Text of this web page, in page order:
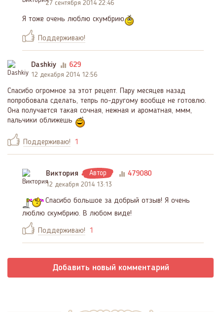
27 сентября 2014 22:46
Я тоже очень люблю скумбрию
Поддерживаю!
Dashkiy 629
12 декабря 2014 12:56
Спасибо огромное за этот рецепт. Пару месяцев назад
попробовала сделать, тепрь по-другому вообще не готовлю.
Она получается такая сочная, нежная и ароматная, ммм,
пальчики оближешь
Поддерживаю! 1
Виктория Автор 479080
12 декабря 2014 13:13
Спасибо большое за добрый отзыв! Я очень
люблю скумбрию. В любом виде!
Поддерживаю! 1
Добавить новый комментарий